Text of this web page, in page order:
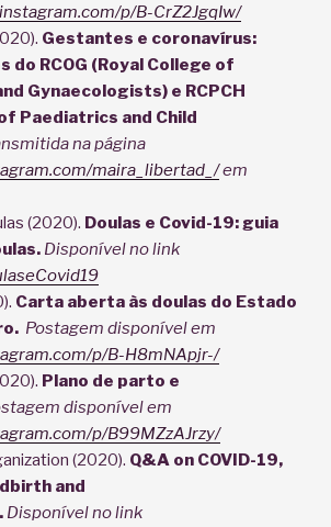
p/B-CrZ2JgqIw/
Gestantes e coronavírus:
do RCOG (Royal College of
Gynaecologists) e RCPCH
Paediatrics and Child
na página
maira_libertad_/em
(2020). Doulas e Covid-19: guia
Disponível no link
Carta aberta às doulas do Estado
Postagem disponível em
p/B-H8mNApjr-/
Plano de parto e
disponível em
p/B99MZzAJrzy/
(2020). Q&A on COVID-19,
and
Disponível no link